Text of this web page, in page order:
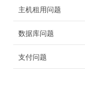
主机租用问题
数据库问题
支付问题